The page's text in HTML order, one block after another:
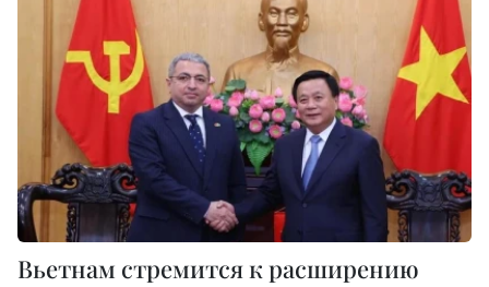
Вьетнам стремится к расширению